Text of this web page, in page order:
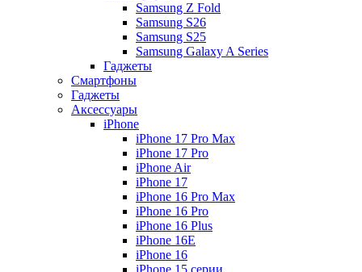
Samsung Z Fold
Samsung S26
Samsung S25
Samsung Galaxy A Series
Гаджеты
Смартфоны
Гаджеты
Аксессуары
iPhone
iPhone 17 Pro Max
iPhone 17 Pro
iPhone Air
iPhone 17
iPhone 16 Pro Max
iPhone 16 Pro
iPhone 16 Plus
iPhone 16E
iPhone 16
iPhone 15 серии